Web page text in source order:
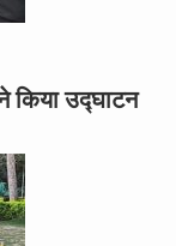
किया उद्घाटन